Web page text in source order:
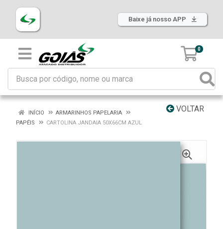
Baixe já nosso APP
0
VOLTAR
INÍCIO
ARMARINHOS PAPELARIA
PAPÉIS
CARTOLINA JANDAIA 50X66CM AZUL